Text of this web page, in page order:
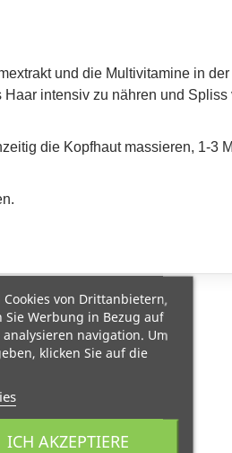
und die Multivitamine in
intensiv zu nähren und
die Kopfhaut massieren, 1-3
von Drittanbietern,
Werbung in Bezug auf
navigation. Um
klicken Sie auf die
ICH AKZEPTIERE